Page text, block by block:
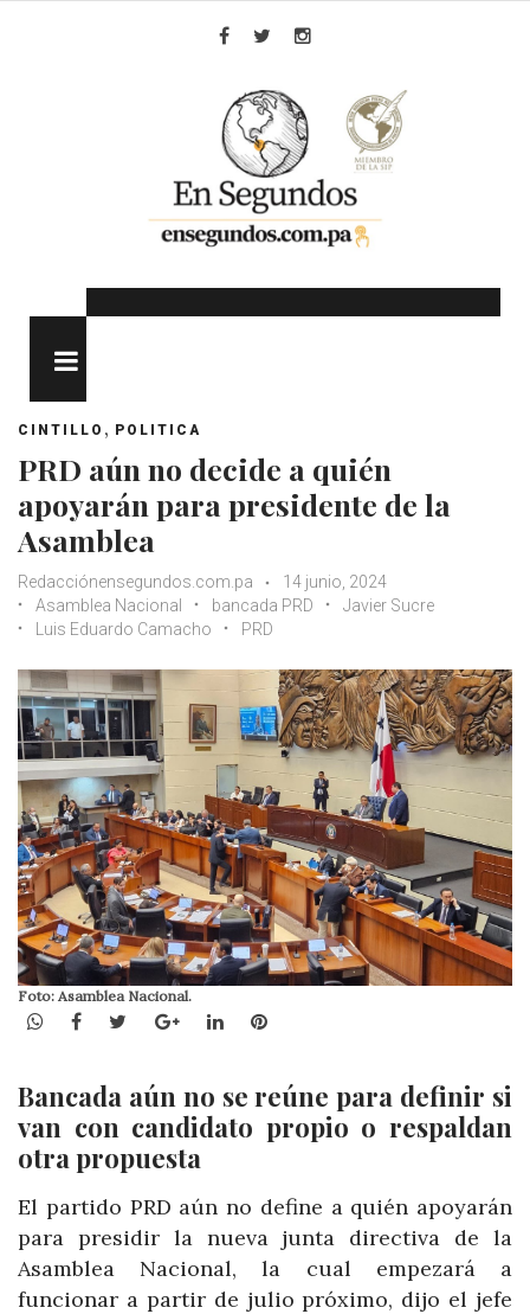
CINTILLO , POLITICA
PRD aún no decide a quién
apoyarán para presidente de la
Asamblea
Redacciónensegundos.com.pa
14 junio, 2024
Asamblea Nacional
bancada PRD
Javier Sucre
Luis Eduardo Camacho
PRD
Foto: Asamblea Nacional.
WhatsApp
Facebook
TwitterGoogle+LinkedInPinterest
Bancada aún no se reúne para definir si
van con candidato propio o respaldan
otra propuesta
El partido PRD aún no define a quién apoyarán
para presidir la nueva junta directiva de la
Asamblea Nacional, la cual empezará a
funcionar a partir de julio próximo, dijo el jefe